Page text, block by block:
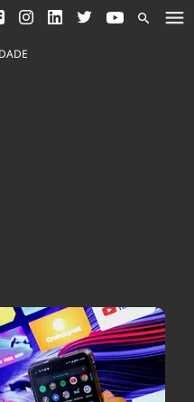
Saneamento
Indicadores
Meio Ambiente
Podcast
Política
Saúde